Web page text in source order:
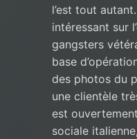
l’est tout
intéressant sur
gangsters
base
des photos du
une clientèle
est
sociale